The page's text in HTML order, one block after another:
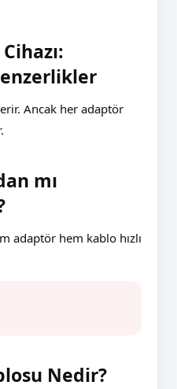
Ancak her adaptör
mı
adaptör hem kablo hızlı
Nedir?